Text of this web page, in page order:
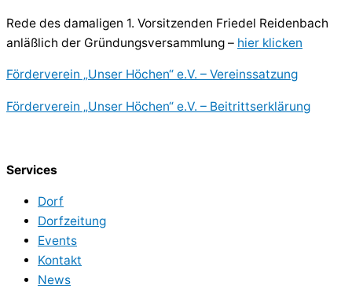
Rede des damaligen 1. Vorsitzenden Friedel Reidenbach
anläßlich der Gründungsversammlung – hier klicken
Förderverein „Unser Höchen“ e.V. – Vereinssatzung
Förderverein „Unser Höchen“ e.V. – Beitrittserklärung
Services
Dorf
Dorfzeitung
Events
Kontakt
News